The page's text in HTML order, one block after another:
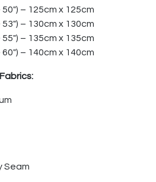
– 125cm x 125cm
– 130cm x 130cm
– 135cm x 135cm
– 140cm x 140cm
Seam